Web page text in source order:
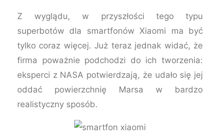
Z wyglądu, w przyszłości tego typu
superbotów dla smartfonów Xiaomi ma być
tylko coraz więcej. Już teraz jednak widać, że
firma poważnie podchodzi do ich tworzenia:
eksperci z NASA potwierdzają, że udało się jej
oddać powierzchnię Marsa w bardzo
realistyczny sposób.